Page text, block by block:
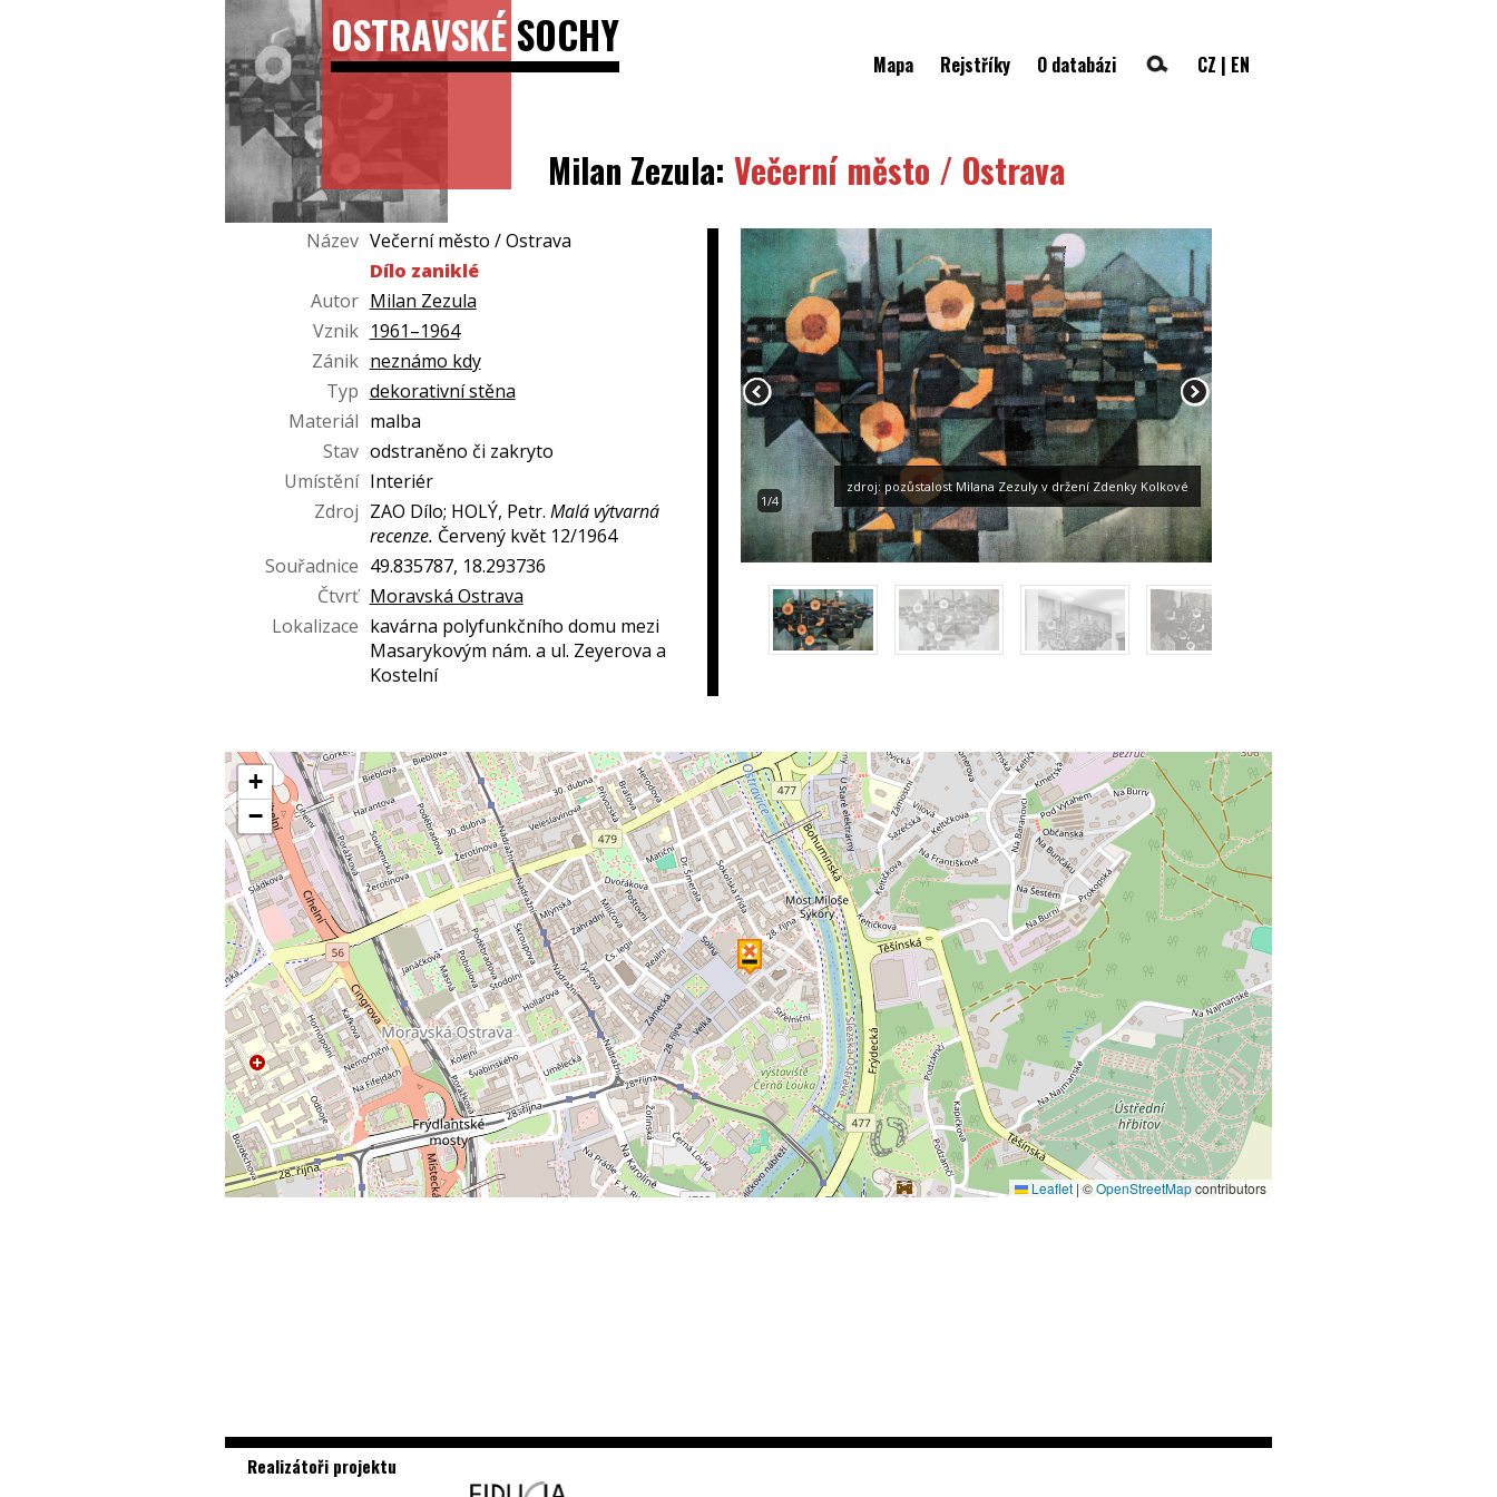
OSTRAVSKÉSOCHY
Mapa Rejstříky O databázi CZ | EN
Milan Zezula: Večerní město / Ostrava
Název Večerní město / Ostrava
Dílo zaniklé
Autor Milan Zezula
Vznik 1961–1964
Zánik neznámo kdy
Typ dekorativní stěna
Materiál malba
Stav odstraněno či zakryto
Umístění Interiér
Zdroj ZAO Dílo; HOLÝ, Petr. Malá výtvarná
recenze. Červený květ 12/1964
Souřadnice 49.835787, 18.293736
Čtvrť Moravská Ostrava
Lokalizace kavárna polyfunkčního domu mezi
Masarykovým nám. a ul. Zeyerova a
Kostelní
1/4
zdroj: pozůstalost Milana Zezuly v držení Zdenky Kolkové
+
−
Leaflet|©OpenStreetMapcontributors
Realizátoři projektu